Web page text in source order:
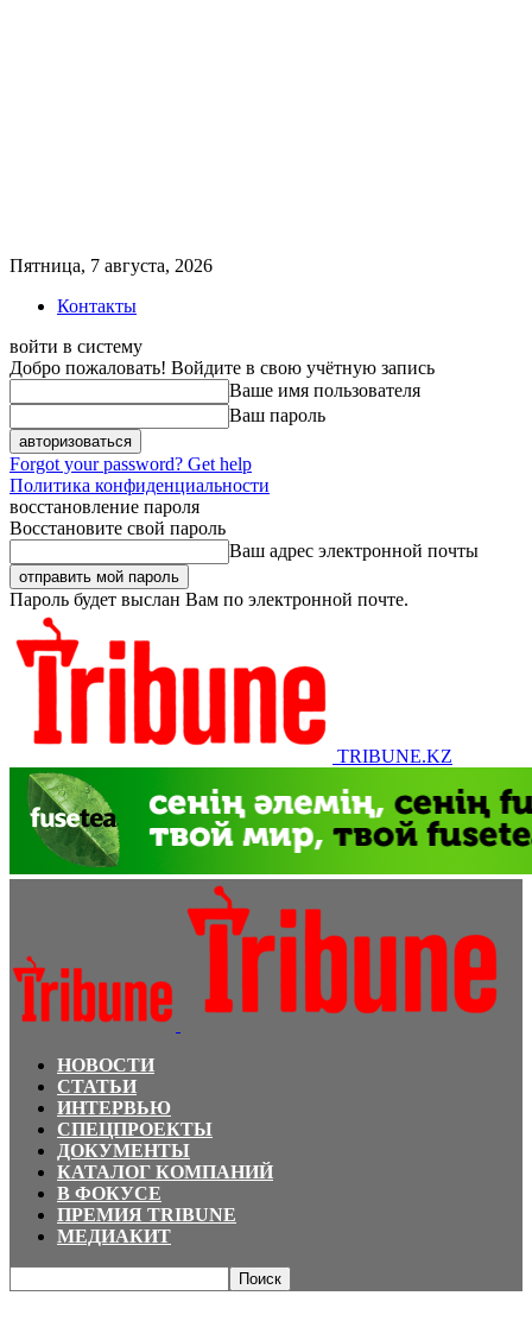
Пятница, 7 августа, 2026
Контакты
войти в систему
Добро пожаловать! Войдите в свою учётную запись
Ваше имя пользователя
Ваш пароль
Forgot your password? Get help
Политика конфиденциальности
восстановление пароля
Восстановите свой пароль
Ваш адрес электронной почты
Пароль будет выслан Вам по электронной почте.
TRIBUNE.KZ
НОВОСТИ
СТАТЬИ
ИНТЕРВЬЮ
СПЕЦПРОЕКТЫ
ДОКУМЕНТЫ
КАТАЛОГ КОМПАНИЙ
В ФОКУСЕ
ПРЕМИЯ TRIBUNE
МЕДИАКИТ